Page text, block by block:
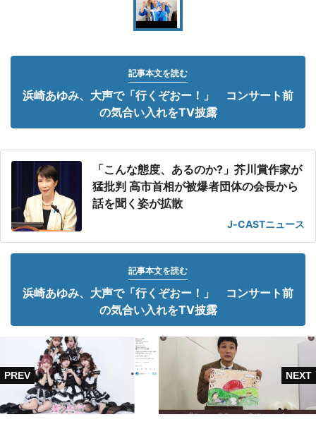
記事本文を読む
浜崎あゆみ、大声で「行くぞおー！」 コンサート前
の気合い入れをTV披露
「こんな態度、あるのか?」芥川賞作家が
猛批判 高市首相が被爆者団体の会長から
話を聞く姿が拡散
J-CASTニュース
記事本文を読む
浜崎あゆみ、大声で「行くぞおー！」 コンサート前
の気合い入れをTV披露